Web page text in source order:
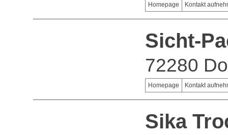
Homepage Kontakt
Sicht-
72280
Homepage Kontakt
Sika